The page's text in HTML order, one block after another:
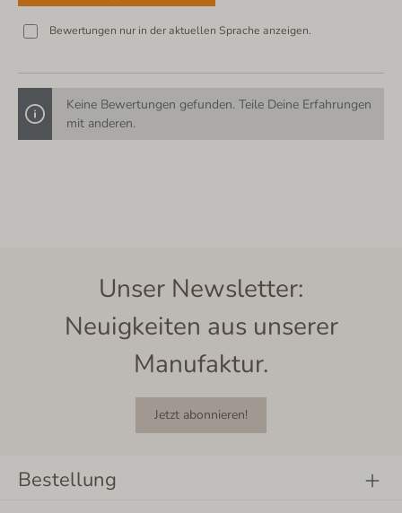
Bewertungen nur in der aktuellen Sprache anzeigen.
Keine Bewertungen gefunden. Teile Deine Erfahrungen
mit anderen.
Unser Newsletter:
Neuigkeiten aus unserer
Manufaktur.
Jetzt abonnieren!
Bestellung